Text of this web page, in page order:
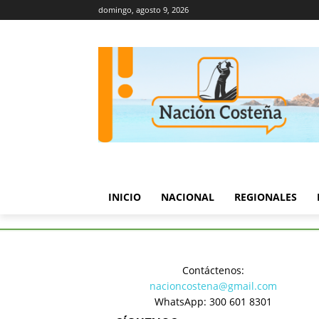
domingo, agosto 9, 2026
INICIO NACIONAL REGIONALES
Reforma
Política
Reforma
Contáctenos:
nacioncostena@gmail.com
WhatsApp: 300 601 8301